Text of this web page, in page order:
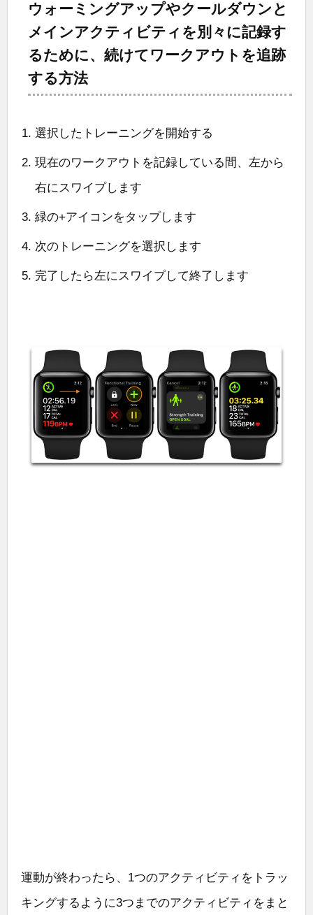
ウォーミングアップやクールダウンと
メインアクティビティを別々に記録す
るために、続けてワークアウトを追跡
する方法
選択したトレーニングを開始する
現在のワークアウトを記録している間、左から
右にスワイプします
緑の+アイコンをタップします
次のトレーニングを選択します
完了したら左にスワイプして終了します
運動が終わったら、1つのアクティビティをトラッ
キングするように3つまでのアクティビティをまと